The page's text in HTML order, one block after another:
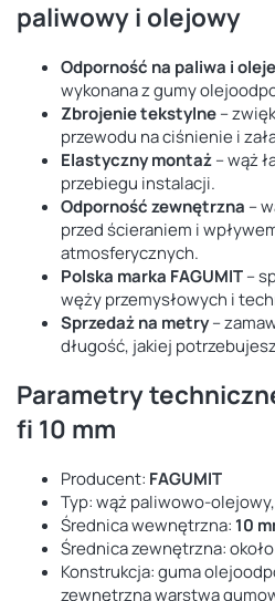
paliwowy i olejowy
Odporność na paliwa i oleje
wykonana z gumy
Zbrojenie tekstylne–
przewodu na ciśnienie i
Elastyczny montaż– wąż
przebiegu instalacji.
Odporność zewnętrzna –
przed ścieraniem i
atmosferycznych.
Polska marka FAGUMIT–
węży przemysłowych i
Sprzedaż na metry–
długość, jakiej
Parametry
fi 10 mm
Producent: FAGUMIT
Typ: wąż paliwowo-
Średnica wewnętrzna: 10
Średnica zewnętrzna: około
Konstrukcja: guma
zewnętrzna warstwa